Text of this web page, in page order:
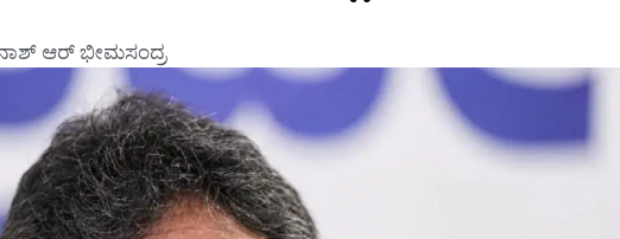
ಆರ್‌ ಭೀಮಸಂದ್ರ